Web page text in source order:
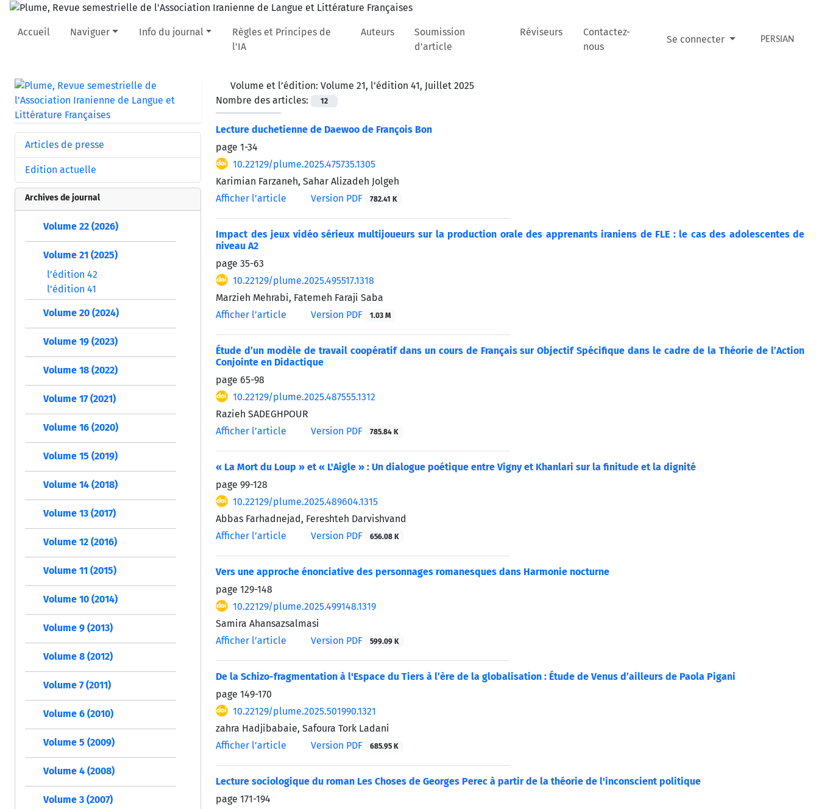
Accueil Naviguer Info du journal
Règles et Principes de
l'IA
Auteurs
Soumission
d'article
Réviseurs
Contactez-
nous
Se connecter PERSIAN
Volume et l’édition: Volume 21, l’édition 41, Juillet 2025
Nombre des articles:
12
Lecture duchetienne de Daewoo de François Bon
page 1-34
10.22129/plume.2025.475735.1305
Karimian Farzaneh, Sahar Alizadeh Jolgeh
Afficher l’article
Version PDF 782.41 K
Impact des jeux vidéo sérieux multijoueurs sur la production orale des apprenants iraniens de FLE : le cas des adolescentes de
niveau A2
page 35-63
10.22129/plume.2025.495517.1318
Marzieh Mehrabi, Fatemeh Faraji Saba
Afficher l’article
Version PDF 1.03 M
Étude d’un modèle de travail coopératif dans un cours de Français sur Objectif Spécifique dans le cadre de la Théorie de l’Action
Conjointe en Didactique
page 65-98
10.22129/plume.2025.487555.1312
Razieh SADEGHPOUR
Afficher l’article
Version PDF 785.84 K
« La Mort du Loup » et « L'Aigle » : Un dialogue poétique entre Vigny et Khanlari sur la finitude et la dignité
page 99-128
10.22129/plume.2025.489604.1315
Abbas Farhadnejad, Fereshteh Darvishvand
Afficher l’article
Version PDF 656.08 K
Vers une approche énonciative des personnages romanesques dans Harmonie nocturne
page 129-148
10.22129/plume.2025.499148.1319
Samira Ahansazsalmasi
Afficher l’article
Version PDF 599.09 K
De la Schizo-fragmentation à l'Espace du Tiers à l’ère de la globalisation : Étude de Venus d’ailleurs de Paola Pigani
page 149-170
10.22129/plume.2025.501990.1321
zahra Hadjibabaie, Safoura Tork Ladani
Afficher l’article
Version PDF 685.95 K
Lecture sociologique du roman Les Choses de Georges Perec à partir de la théorie de l'inconscient politique
page 171-194
Articles de presse
Edition actuelle
Archives de journal
Volume 22 (2026)
Volume 21 (2025)
l’édition 42
l’édition 41
Volume 20 (2024)
Volume 19 (2023)
Volume 18 (2022)
Volume 17 (2021)
Volume 16 (2020)
Volume 15 (2019)
Volume 14 (2018)
Volume 13 (2017)
Volume 12 (2016)
Volume 11 (2015)
Volume 10 (2014)
Volume 9 (2013)
Volume 8 (2012)
Volume 7 (2011)
Volume 6 (2010)
Volume 5 (2009)
Volume 4 (2008)
Volume 3 (2007)